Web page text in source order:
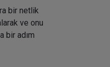
bir netlik
ve onu
bir adım